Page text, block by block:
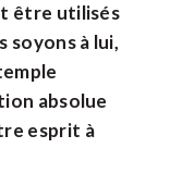
être utilisés
soyons à lui,
absolue
esprit à